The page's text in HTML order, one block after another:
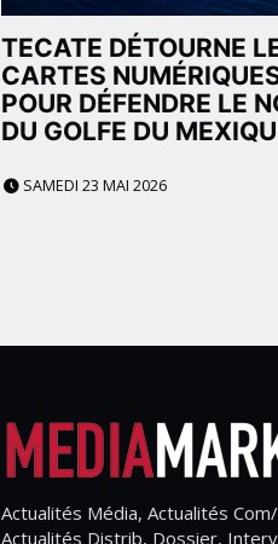
TECATE DÉTOURNE
CARTES
POUR DÉFENDRE LE
DU GOLFE DU
SAMEDI 23 MAI 2026
Actualités Média, Actualités
Actualités Distrib, Dossier,